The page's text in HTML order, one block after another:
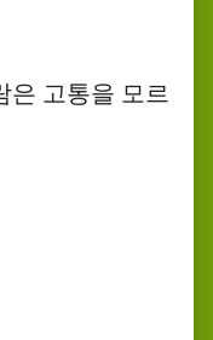
은 고통을 모르